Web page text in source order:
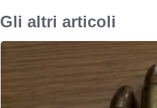
Gli altri articoli